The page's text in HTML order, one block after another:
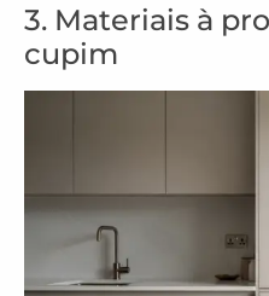
3. Materiais à
cupim